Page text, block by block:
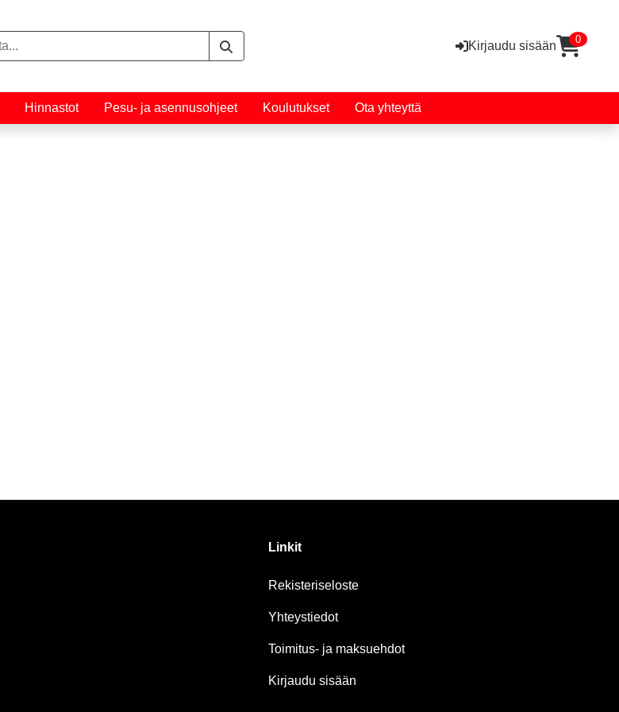
Kirjaudu sisään 0
Hinnastot Pesu- ja asennusohjeet Koulutukset Ota yhteyttä
Linkit
Rekisteriseloste
Yhteystiedot
Toimitus- ja maksuehdot
Kirjaudu sisään